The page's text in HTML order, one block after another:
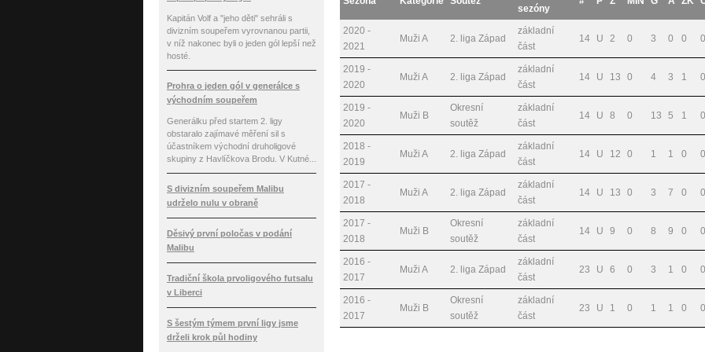
sezóny
2020 -
2021
Muži A 2. liga Západ
základní
část
14 U 2 0 3 0 0 0
2019 -
2020
Muži A 2. liga Západ
základní
část
14 U 13 0 4 3 1 0
2019 -
2020
Muži B
Okresní
soutěž
základní
část
14 U 8 0 13 5 1 0
2018 -
2019
Muži A 2. liga Západ
základní
část
14 U 12 0 1 1 0 0
2017 -
2018
Muži A 2. liga Západ
základní
část
14 U 13 0 3 7 0 0
2017 -
2018
Muži B
Okresní
soutěž
základní
část
14 U 9 0 8 9 0 0
2016 -
2017
Muži A 2. liga Západ
základní
část
23 U 6 0 3 1 0 0
2016 -
2017
Muži B
Okresní
soutěž
základní
část
23 U 1 0 1 1 0 0
Kapitán Volf a "jeho děti" sehráli s
divizním soupeřem vyrovnanou partii,
v níž nakonec byli o jeden gól lepší než
hosté.
Prohra o jeden gól v generálce s
východním soupeřem
Generálku před startem 2. ligy
obstaralo zajímavé měření sil s
účastníkem východní druholigové
skupiny z Havlíčkova Brodu. V Kutné...
S divizním soupeřem Malibu
udrželo nulu v obraně
Děsivý první poločas v podání
Malibu
Tradiční škola prvoligového futsalu
v Liberci
S šestým týmem první ligy jsme
drželi krok půl hodiny